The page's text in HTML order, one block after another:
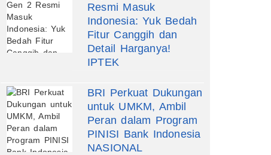
Resmi Masuk
Indonesia: Yuk Bedah
Fitur Canggih dan
Detail Harganya!
IPTEK
BRI Perkuat Dukungan
untuk UMKM, Ambil
Peran dalam Program
PINISI Bank Indonesia
NASIONAL